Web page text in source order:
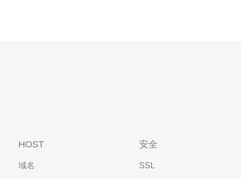
HOST
域名
安全
SSL